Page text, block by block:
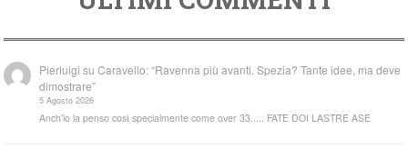
Pierluigi suCaravello: “Ravenna più avanti. Spezia? Tante idee, ma deve
dimostrare”
5 Agosto 2026
Anch'io la penso così specialmente come over 33..... FATE DOI LASTRE ASE